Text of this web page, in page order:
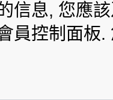
信息, 您應
員控制面板